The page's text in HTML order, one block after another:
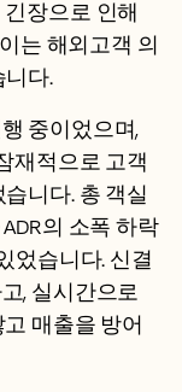
장으로 인해
는 해외고객 의
니다.
중이었으며,
재적으로 고객
니다. 총 객실
의 소폭 하락
었습니다. 신결
, 실시간으로
매출을 방어